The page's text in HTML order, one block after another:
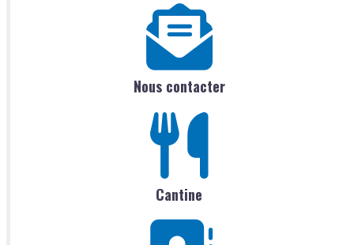
Nous contacter
Cantine